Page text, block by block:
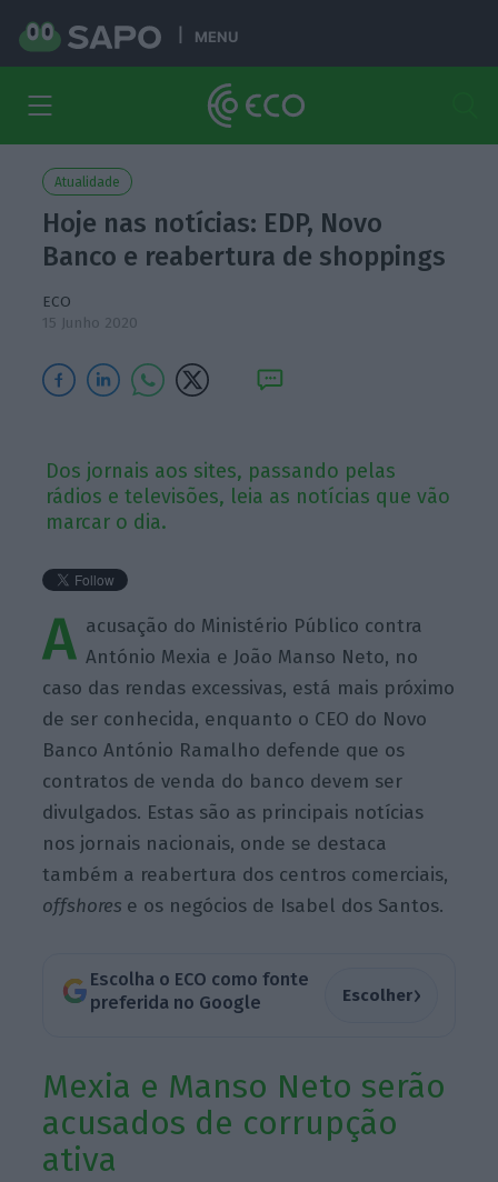
MENU
Atualidade
Hoje nas notícias: EDP, Novo
Banco e reabertura de shoppings
ECO
15 Junho 2020
Dos jornais aos sites, passando pelas
rádios e televisões, leia as notícias que vão
marcar o dia.
A acusação do Ministério Público contra
António Mexia e João Manso Neto, no
caso das rendas excessivas, está mais próximo
de ser conhecida, enquanto o CEO do Novo
Banco António Ramalho defende que os
contratos de venda do banco devem ser
divulgados. Estas são as principais notícias
nos jornais nacionais, onde se destaca
também a reabertura dos centros comerciais,
offshores e os negócios de Isabel dos Santos.
Escolha o ECO como fonte
preferida no Google
Escolher›
Mexia e Manso Neto serão
acusados de corrupção
ativa